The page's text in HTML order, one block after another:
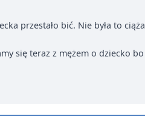
przestało bić. Nie była to ciąża
się teraz z mężem o dziecko bo